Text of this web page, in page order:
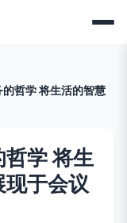
哲学 将生活的智慧
学 将生
于会议